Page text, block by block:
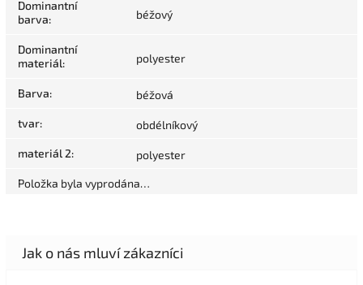
Dominantní
barva: béžový
Dominantní
materiál: polyester
Barva: béžová
tvar: obdélníkový
materiál 2: polyester
Položka byla vyprodána…